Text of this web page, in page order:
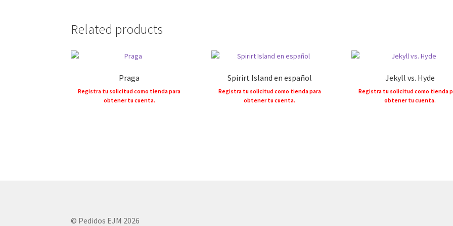
Related products
Praga
Registra tu solicitud como tienda para
obtener tu cuenta.
Spirirt Island en español
Registra tu solicitud como tienda para
obtener tu cuenta.
Jekyll vs. Hyde
Registra tu solicitud como tienda
obtener tu cuenta.
© Pedidos EJM 2026